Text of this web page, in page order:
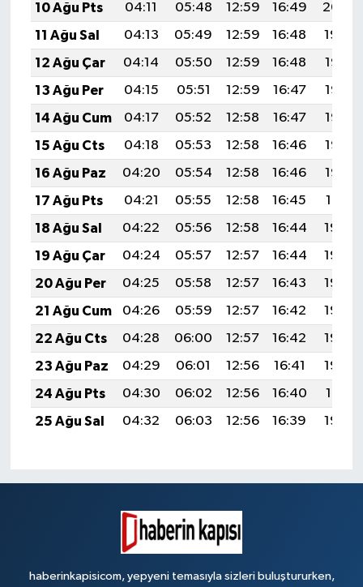
10 Ağu Pts
04:11 05:48 12:59 16:49
20:00
11 Ağu Sal
04:13 05:49 12:59 16:48
19:59
12 Ağu Çar
04:14 05:50 12:59 16:48
19:57
13 Ağu Per
04:15 05:51 12:59 16:47
19:56
14 Ağu Cum
04:17 05:52 12:58 16:47
19:55
15 Ağu Cts
04:18 05:53 12:58 16:46
19:53
16 Ağu Paz
04:20 05:54 12:58 16:46
19:52
17 Ağu Pts
04:21 05:55 12:58 16:45
19:51
18 Ağu Sal
04:22 05:56 12:58 16:44
19:49
19 Ağu Çar
04:24 05:57 12:57 16:44
19:48
20 Ağu Per
04:25 05:58 12:57 16:43
19:46
21 Ağu Cum
04:26 05:59 12:57 16:42
19:45
22 Ağu Cts
04:28 06:00 12:57 16:42
19:44
23 Ağu Paz
04:29 06:01 12:56 16:41
19:42
24 Ağu Pts
04:30 06:02 12:56 16:40
19:41
25 Ağu Sal
04:32 06:03 12:56 16:39 19:39
haberinkapisicom, yepyeni temasıyla sizleri buluştururken,